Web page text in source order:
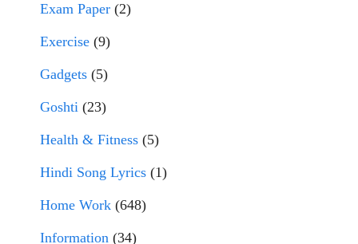
Exam Paper (2)
Exercise (9)
Gadgets (5)
Goshti (23)
Health & Fitness (5)
Hindi Song Lyrics (1)
Home Work (648)
Information (34)